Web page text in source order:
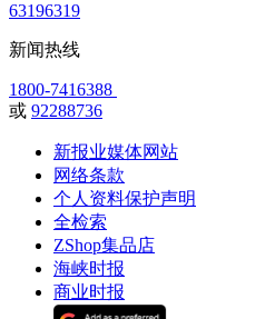
63196319
新闻热线
1800-7416388
或 92288736
新报业媒体网站
网络条款
个人资料保护声明
全检索
ZShop集品店
海峡时报
商业时报